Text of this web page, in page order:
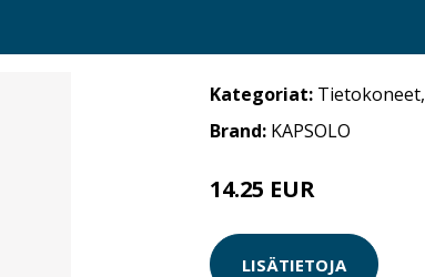
Kategoriat: Tietokoneet,
Brand: KAPSOLO
14.25 EUR
LISÄTIETOJA